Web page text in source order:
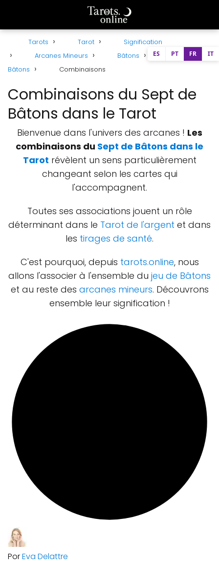
Tarots Tarot
Signification
Arcanes Mineurs
Bâtons
Sept de
Bâtons
Combinaisons
Combinaisons du Sept de
Bâtons dans le Tarot
Bienvenue dans l'univers des arcanes ! Les
combinaisons du Sept de Bâtons dans le
Tarot révèlent un sens particulièrement
changeant selon les cartes qui
l'accompagnent.
Toutes ses associations jouent un rôle
déterminant dans le Tarot de l'argent et dans
les tirages de santé.
C'est pourquoi, depuis tarots.online, nous
allons l'associer à l'ensemble du jeu de Bâtons
et au reste des arcanes mineurs. Découvrons
ensemble leur signification !
PorEva Delattre
ES PT FR IT